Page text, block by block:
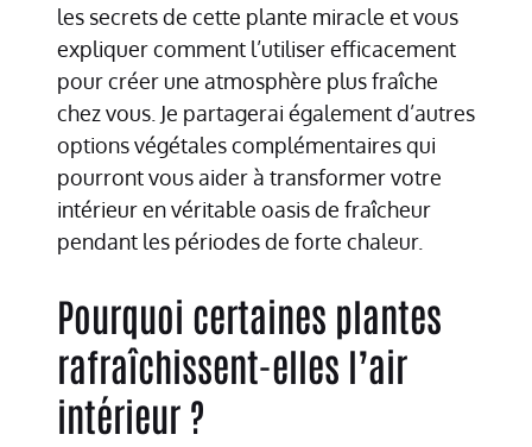
les secrets de cette plante miracle et vous
expliquer comment l’utiliser efficacement
pour créer une atmosphère plus fraîche
chez vous. Je partagerai également d’autres
options végétales complémentaires qui
pourront vous aider à transformer votre
intérieur en véritable oasis de fraîcheur
pendant les périodes de forte chaleur.
Pourquoi certaines plantes
rafraîchissent-elles l’air
intérieur ?